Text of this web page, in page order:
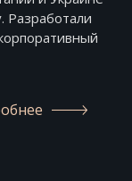
Разработали